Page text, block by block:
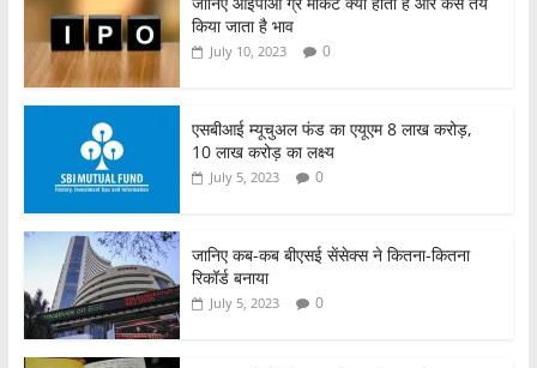
किया जाता है भाव
July 10, 2023 0
एसबीआई म्यूचुअल फंड का एयूएम 8 लाख करोड़,
10 लाख करोड़ का लक्ष्य
July 5, 2023 0
जानिए कब-कब बीएसई सेंसेक्स ने कितना-कितना
रिकॉर्ड बनाया
July 5, 2023 0